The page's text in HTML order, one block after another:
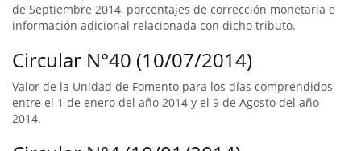
de Septiembre 2014, porcentajes de corrección monetaria e
información adicional relacionada con dicho tributo.
Circular N°40 (10/07/2014)
Valor de la Unidad de Fomento para los días comprendidos
entre el 1 de enero del año 2014 y el 9 de Agosto del año
2014.